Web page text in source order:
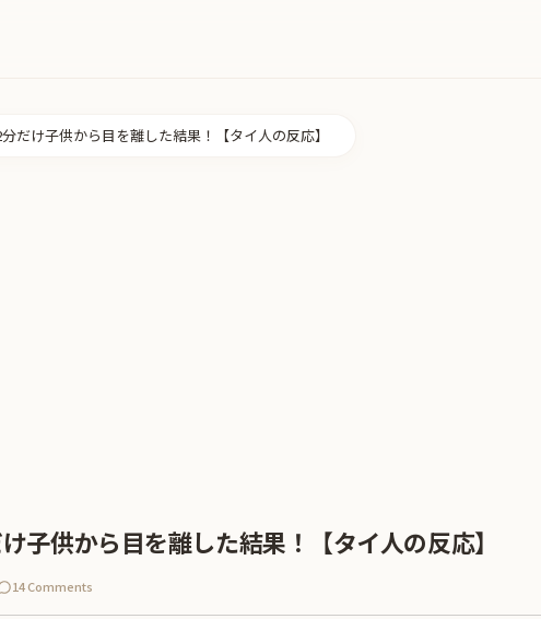
だけ子供から目を離した結果！【タイ人の反応】
子供から目を離した結果！【タイ人の反応】
14 Comments